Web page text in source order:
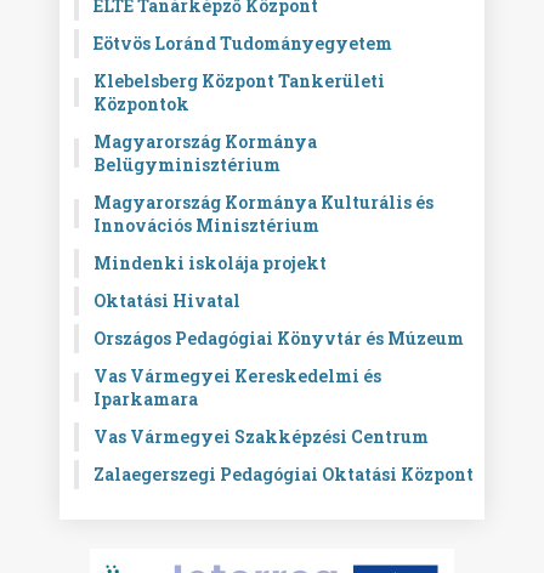
ELTE Tanárképző Központ
Eötvös Loránd Tudományegyetem
Klebelsberg Központ Tankerületi
Központok
Magyarország Kormánya
Belügyminisztérium
Magyarország Kormánya Kulturális és
Innovációs Minisztérium
Mindenki iskolája projekt
Oktatási Hivatal
Országos Pedagógiai Könyvtár és Múzeum
Vas Vármegyei Kereskedelmi és
Iparkamara
Vas Vármegyei Szakképzési Centrum
Zalaegerszegi Pedagógiai Oktatási Központ